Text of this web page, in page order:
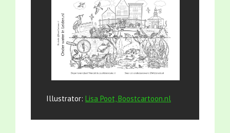
Illustrator: Lisa Poot, Boostcartoon.nl